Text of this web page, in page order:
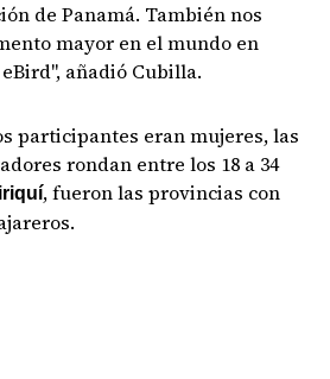
de Panamá. También nos
mayor en el mundo en
añadió Cubilla.
participantes eran mujeres, las
rondan entre los 18 a 34
, fueron las provincias con